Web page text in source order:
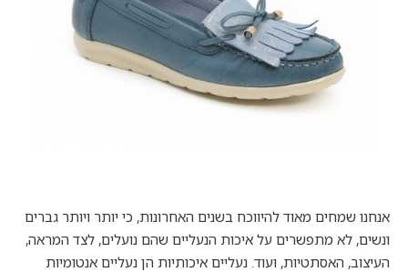
אנחנו שמחים מאוד להיווכח בשנים האחרונות, כי יותר ויותר גברים
ונשים, לא מתפשרים על איכות הנעליים שהם נועלים, לצד המראה,
העיצוב, האסתטיות, ועוד. נעליים איכותיות הן נעליים אנטומיות